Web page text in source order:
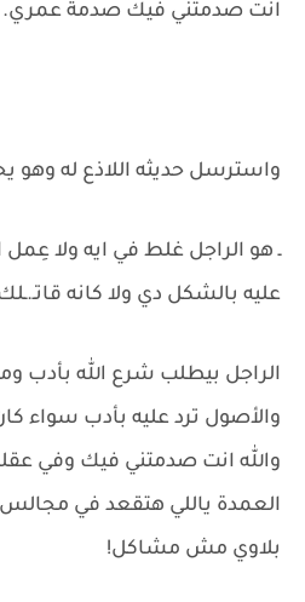
انت صدمتني فيك صدمة عمري.
واسترسل حديثه اللاذع له وهو
ـ هو الراجل غلط في ايه ولا
عليه بالشكل دي ولا كانه
الراجل بيطلب شرع الله بأدب
والأصول ترد عليه بأدب سواء
والله انت صدمتني فيك وفي
العمدة ياللي هتقعد في
بلاوي مش مشاكل!